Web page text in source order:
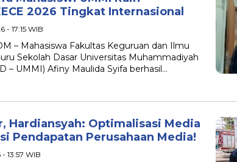
2026 Tingkat Internasional
- 17:15 WIB
– Mahasiswa Fakultas Keguruan dan Ilmu
Sekolah Dasar Universitas Muhammadiyah
– UMMI) Afiny Maulida Syifa berhasil…
Hardiansyah: Optimalisasi Media
Pendapatan Perusahaan Media!
13:57 WIB